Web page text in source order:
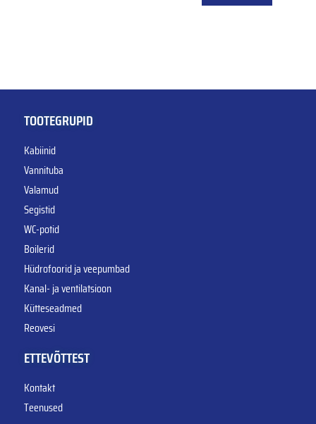
TOOTEGRUPID
Kabiinid
Vannituba
Valamud
Segistid
WC-potid
Boilerid
Hüdrofoorid ja veepumbad
Kanal- ja ventilatsioon
Kütteseadmed
Reovesi
ETTEVÕTTEST
Kontakt
Teenused